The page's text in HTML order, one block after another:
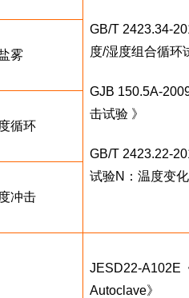
GB/T 2423.34-
度/湿度组合循环
GJB 150.5A-
击试验 》
GB/T 2423.22-
试验N：温度变
雾
循环
冲击
JESD22-A102E
Autoclave》